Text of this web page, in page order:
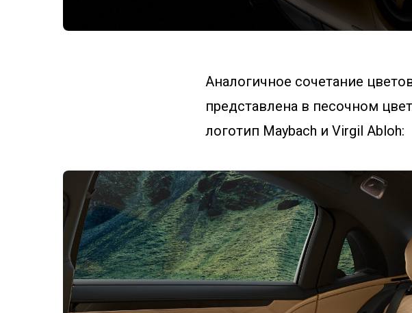
Аналогичное сочетание
представлена в песочном
логотип Maybach и Virgil Abloh: